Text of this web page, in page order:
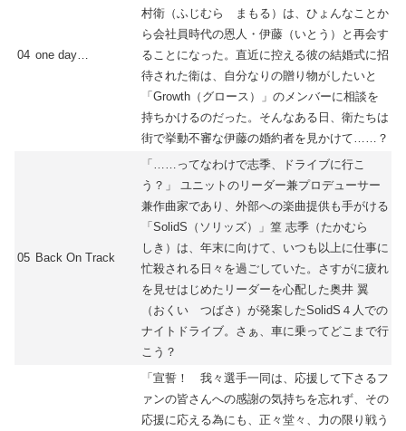
04 one day…
村衛（ふじむら まもる）は、ひょんなことか
ら会社員時代の恩人・伊藤（いとう）と再会す
ることになった。直近に控える彼の結婚式に招
待された衛は、自分なりの贈り物がしたいと
「Growth（グロース）」のメンバーに相談を
持ちかけるのだった。そんなある日、衛たちは
街で挙動不審な伊藤の婚約者を見かけて……？
05 Back On Track
「……ってなわけで志季、ドライブに行こ
う？」 ユニットのリーダー兼プロデューサー
兼作曲家であり、外部への楽曲提供も手がける
「SolidS（ソリッズ）」篁 志季（たかむら
しき）は、年末に向けて、いつも以上に仕事に
忙殺される日々を過ごしていた。さすがに疲れ
を見せはじめたリーダーを心配した奥井 翼
（おくい つばさ）が発案したSolidS４人での
ナイトドライブ。さぁ、車に乗ってどこまで行
こう？
「宣誓！ 我々選手一同は、応援して下さるフ
ァンの皆さんへの感謝の気持ちを忘れず、その
応援に応える為にも、正々堂々、力の限り戦う